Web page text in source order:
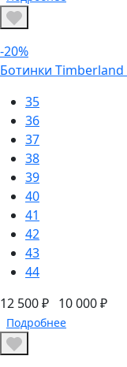
-20%
Ботинки
35
36
37
38
39
40
41
42
43
44
12 500 ₽ 10 000 ₽
Подробнее